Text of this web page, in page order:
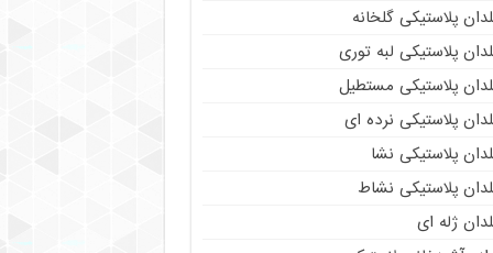
پلاستیکی گلخانه
پلاستیکی لبه توری
پلاستیکی مستطیل
پلاستیکی نرده ای
پلاستیکی نشا
پلاستیکی نشاط
ژله ای